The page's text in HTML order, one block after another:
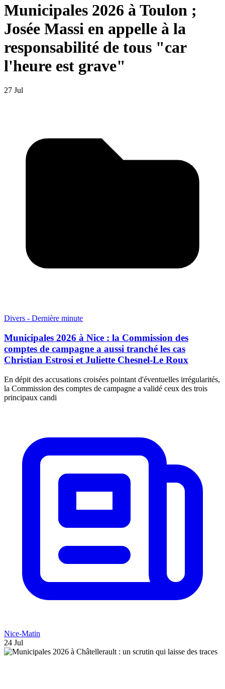
Municipales 2026 à Toulon ;
Josée Massi en appelle à la
responsabilité de tous "car
l'heure est grave"
27 Jul
Divers - Dernière minute
Municipales 2026 à Nice : la Commission des
comptes de campagne a aussi tranché les cas
Christian Estrosi et Juliette Chesnel-Le Roux
En dépit des accusations croisées pointant d'éventuelles irrégularités,
la Commission des comptes de campagne a validé ceux des trois
principaux candi
Nice-Matin
24 Jul